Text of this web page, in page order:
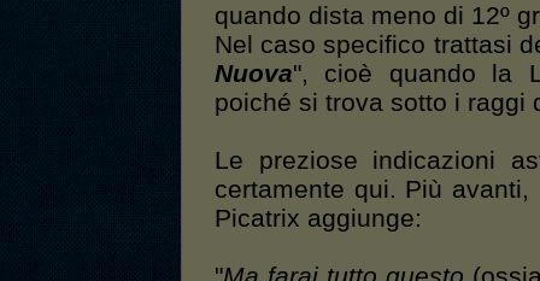
quando dista meno di 12º
Nel caso specifico trattasi
Nuova", cioè quando la
poiché si trova sotto i raggi
Le preziose indicazioni
certamente qui. Più
Picatrix aggiunge: